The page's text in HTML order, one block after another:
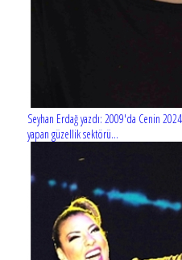
Seyhan Erdağ yazdı: 2009'da Cenin
yapan güzellik sektörü...